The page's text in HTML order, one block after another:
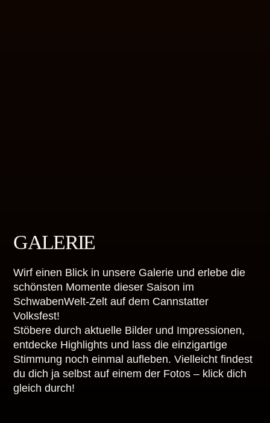
GALERIE
Wirf einen Blick in unsere Galerie und erlebe die
schönsten Momente dieser Saison im
SchwabenWelt-Zelt auf dem Cannstatter
Volksfest!
Stöbere durch aktuelle Bilder und Impressionen,
entdecke Highlights und lass die einzigartige
Stimmung noch einmal aufleben. Vielleicht findest
du dich ja selbst auf einem der Fotos – klick dich
gleich durch!